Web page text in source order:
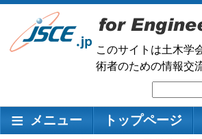
メ
ン
このサイトは土木学
術者のための情報交
索
メインナビゲーション
メニュー トップページ